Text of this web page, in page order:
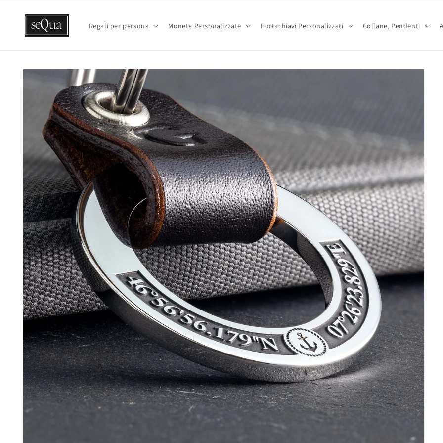
Vai
ai contenuti
Regali per persona Monete Personalizzate Portachiavi Personalizzati Collane, Pendenti
Passa alle
informazioni
sul prodotto